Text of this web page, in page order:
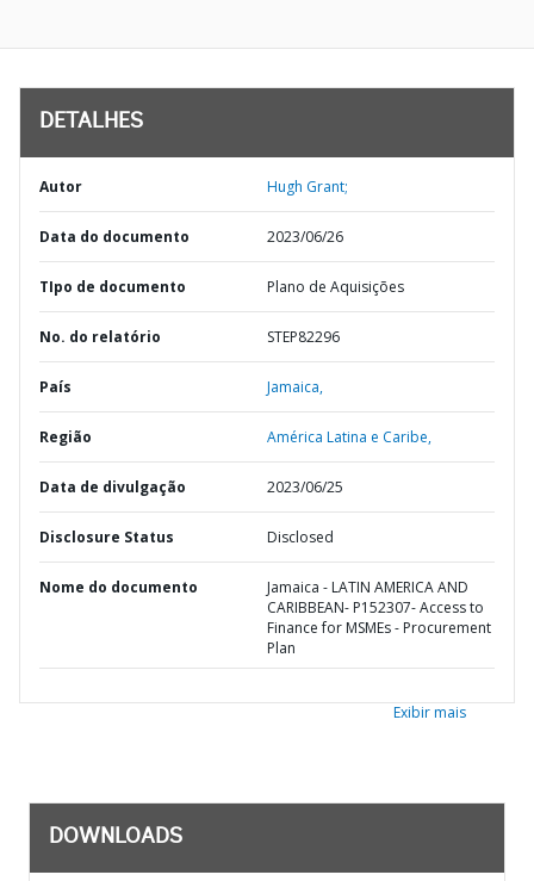
DETALHES
Autor Hugh Grant;
Data do documento 2023/06/26
TIpo de documento Plano de Aquisições
No. do relatório STEP82296
País Jamaica,
Região América Latina e Caribe,
Data de divulgação 2023/06/25
Disclosure Status Disclosed
Nome do documento
Jamaica - LATIN AMERICA AND
CARIBBEAN- P152307- Access to
Finance for MSMEs - Procurement
Plan
Exibir mais
DOWNLOADS